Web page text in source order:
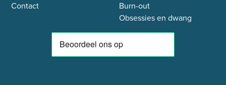
Contact
Burn-out
Obsessies en dwang